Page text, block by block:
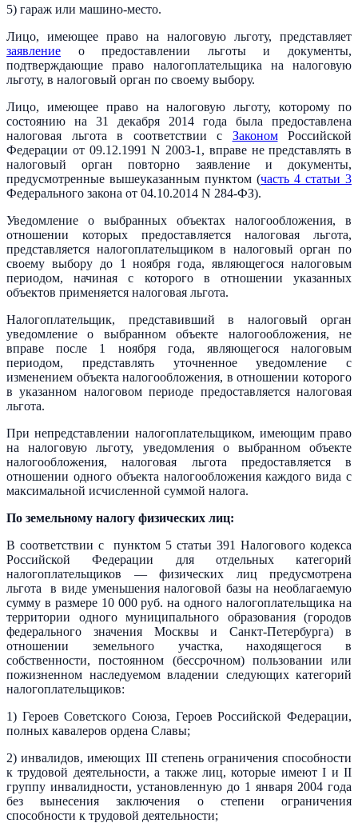
5) гараж или машино-место.
Лицо, имеющее право на налоговую льготу, представляет
заявление о предоставлении льготы и документы,
подтверждающие право налогоплательщика на налоговую
льготу, в налоговый орган по своему выбору.
Лицо, имеющее право на налоговую льготу, которому по
состоянию на 31 декабря 2014 года была предоставлена
налоговая льгота в соответствии с ЗакономРоссийской
Федерации от 09.12.1991 N 2003-1, вправе не представлять в
налоговый орган повторно заявление и документы,
предусмотренные вышеуказанным пунктом (часть 4 статьи 3
Федерального закона от 04.10.2014 N 284-ФЗ).
Уведомление о выбранных объектах налогообложения, в
отношении которых предоставляется налоговая льгота,
представляется налогоплательщиком в налоговый орган по
своему выбору до 1 ноября года, являющегося налоговым
периодом, начиная с которого в отношении указанных
объектов применяется налоговая льгота.
Налогоплательщик, представивший в налоговый орган
уведомление о выбранном объекте налогообложения, не
вправе после 1 ноября года, являющегося налоговым
периодом, представлять уточненное уведомление с
изменением объекта налогообложения, в отношении которого
в указанном налоговом периоде предоставляется налоговая
льгота.
При непредставлении налогоплательщиком, имеющим право
на налоговую льготу, уведомления о выбранном объекте
налогообложения, налоговая льгота предоставляется в
отношении одного объекта налогообложения каждого вида с
максимальной исчисленной суммой налога.
По земельному налогу физических лиц:
В соответствии с пунктом 5 статьи 391 Налогового кодекса
Российской Федерации для отдельных категорий
налогоплательщиков — физических лиц предусмотрена
льгота в виде уменьшения налоговой базы на необлагаемую
сумму в размере 10 000 руб. на одного налогоплательщика на
территории одного муниципального образования (городов
федерального значения Москвы и Санкт-Петербурга) в
отношении земельного участка, находящегося в
собственности, постоянном (бессрочном) пользовании или
пожизненном наследуемом владении следующих категорий
налогоплательщиков:
1) Героев Советского Союза, Героев Российской Федерации,
полных кавалеров ордена Славы;
2) инвалидов, имеющих III степень ограничения способности
к трудовой деятельности, а также лиц, которые имеют I и II
группу инвалидности, установленную до 1 января 2004 года
без вынесения заключения о степени ограничения
способности к трудовой деятельности;